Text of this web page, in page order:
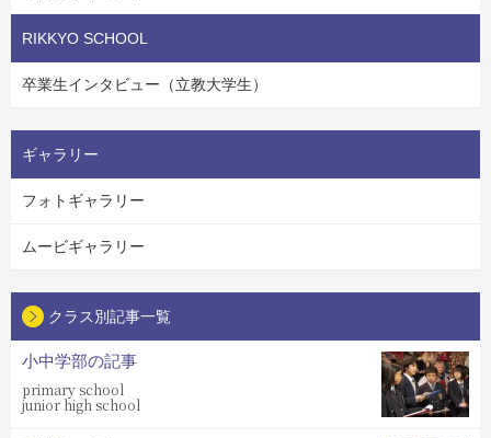
RIKKYO SCHOOL
卒業生インタビュー（立教大学生）
ギャラリー
フォトギャラリー
ムービギャラリー
クラス別記事一覧
小中学部の記事
primary school
junior high school